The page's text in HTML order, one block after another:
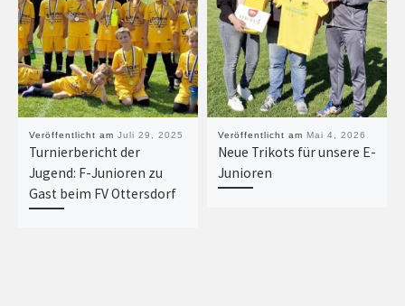
Veröffentlicht am Juli 29, 2025
Turnierbericht der
Jugend: F-Junioren zu
Gast beim FV Ottersdorf
Veröffentlicht am Mai 4, 2026
Neue Trikots für unsere E-
Junioren